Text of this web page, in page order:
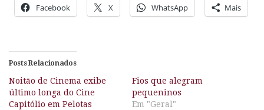
Facebook X WhatsApp Mais
Posts Relacionados
Noitão de Cinema exibe
último longa do Cine
Capitólio em Pelotas
Fios que alegram
pequeninos
Em "Geral"